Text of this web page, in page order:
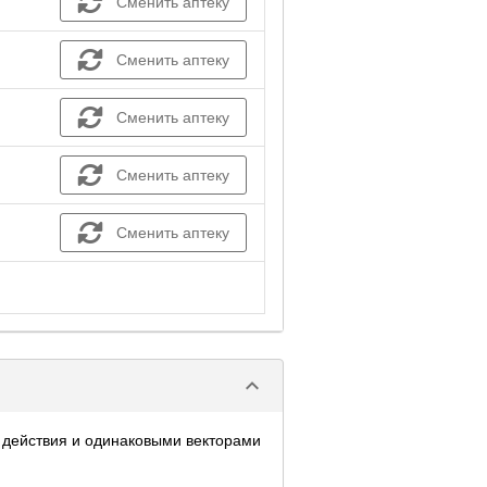
Сменить аптеку
Сменить аптеку
Сменить аптеку
Сменить аптеку
keyboard_arrow_down
и одинаковыми векторами